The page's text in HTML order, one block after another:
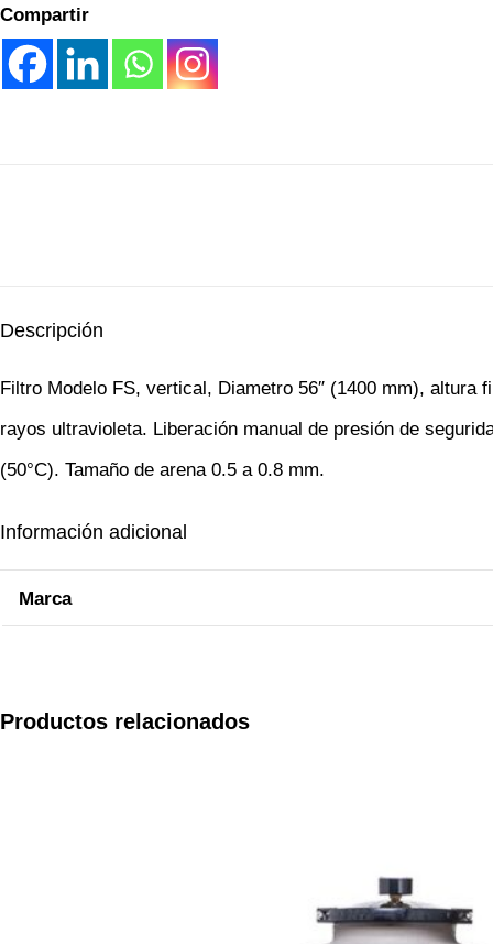
Compartir
Descripción
Filtro Modelo FS, vertical, Diametro 56″ (1400 mm), altura
rayos ultravioleta. Liberación manual de presión de
(50°C). Tamaño de arena 0.5 a 0.8 mm.
Información adicional
Marca
Productos relacionados